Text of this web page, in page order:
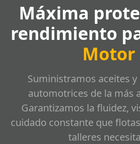
Máxima
rendimiento
Motor
Suministramos aceites
automotrices de la más
Garantizamos la fluidez,
cuidado constante que
talleres